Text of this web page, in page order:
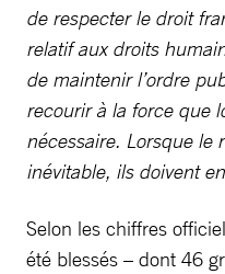
de respecter le droit
relatif aux droits
de maintenir l’ordre
recourir à la force que
nécessaire. Lorsque le
inévitable, ils doivent
Selon les chiffres
été blessés – dont 46